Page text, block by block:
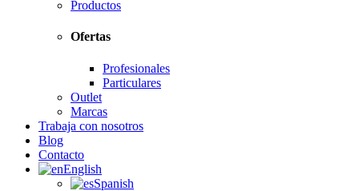
Productos
Ofertas
Profesionales
Particulares
Outlet
Marcas
Trabaja con nosotros
Blog
Contacto
English
Spanish